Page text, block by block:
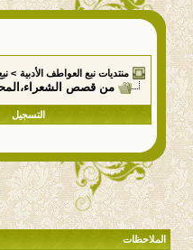
منتديات نبع العواطف الأدبية >
من قصص
التسجيل
الملاحظات